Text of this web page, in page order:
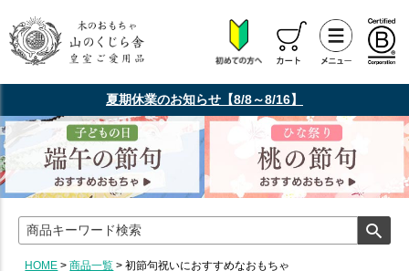
夏期休業のお知らせ【8/8～8/16】
HOME 商品一覧 初節句祝いにおすすめなおもちゃ